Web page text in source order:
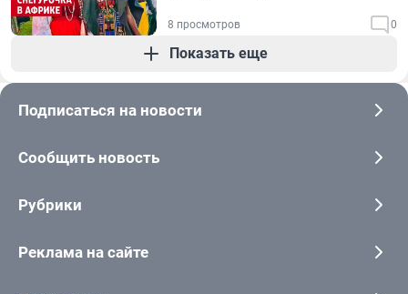
8 просмотров 0
Показать еще
Подписаться на новости
Сообщить новость
Рубрики
Реклама на сайте